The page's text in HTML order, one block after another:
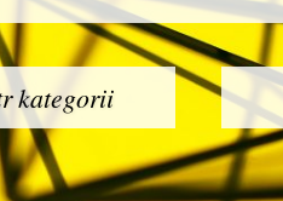
kategorii